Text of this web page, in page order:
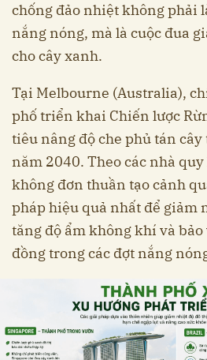
chống đảo nhiệt không phải
nắng nóng, mà là cuộc đua
cho cây xanh.
Tại Melbourne (Australia),
phố triển khai Chiến lược
tiêu nâng độ che phủ tán
năm 2040. Theo các nhà
không đơn thuần tạo cảnh
pháp hiệu quả nhất để giảm
tăng độ ẩm không khí và bảo
đồng trong các đợt nắng